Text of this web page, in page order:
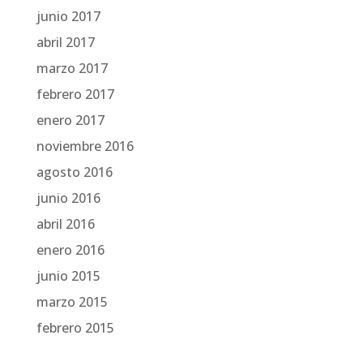
junio 2017
abril 2017
marzo 2017
febrero 2017
enero 2017
noviembre 2016
agosto 2016
junio 2016
abril 2016
enero 2016
junio 2015
marzo 2015
febrero 2015